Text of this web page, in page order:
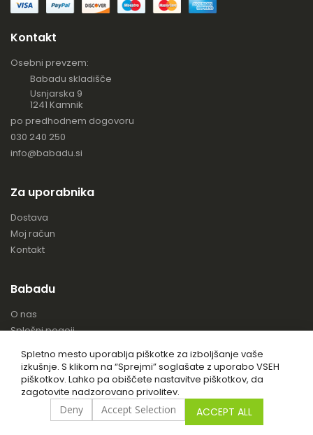
Kontakt
Osebni prevzem:
Babadu skladišče
Usnjarska 9
1241 Kamnik
po predhodnem dogovoru
030 240 250
info@babadu.si
Za uporabnika
Dostava
Moj račun
Kontakt
Babadu
O nas
Splošni pogoji
© 2024 Babadu. Vse pravice pridržane.
Spletno mesto uporablja piškotke za izboljšanje vaše
izkušnje. S klikom na “Sprejmi” soglašate z uporabo VSEH
piškotkov. Lahko pa obiščete nastavitve piškotkov, da
zagotovite nadzorovano privolitev.
Deny
Accept Selection ACCEPT ALL